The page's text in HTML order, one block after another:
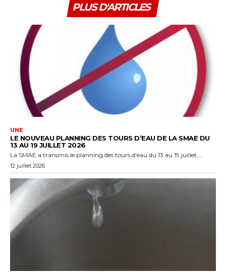
PLUS D'ARTICLES
UNE
LE NOUVEAU PLANNING DES TOURS D’EAU DE LA SMAE DU
13 AU 19 JUILLET 2026
La SMAE a transmis le planning des tours d'eau du 13 au 19 juillet,...
12 juillet 2026